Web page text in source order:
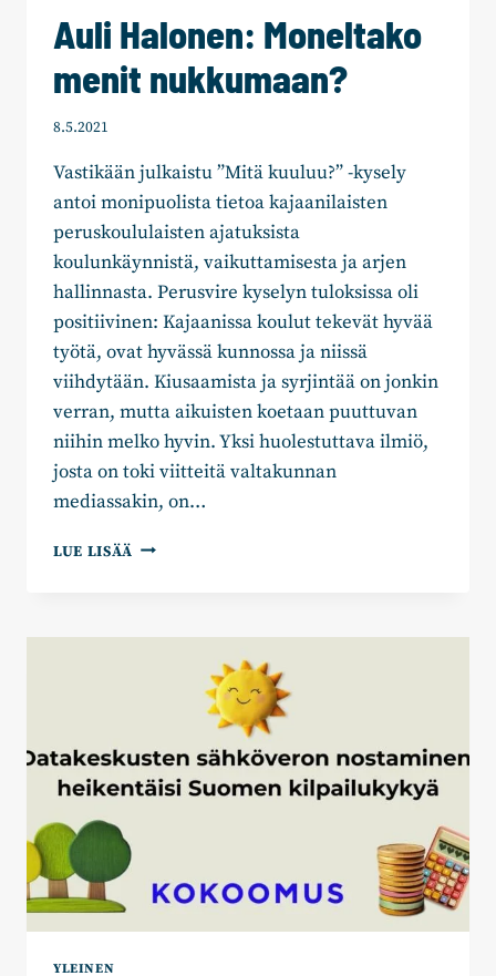
Auli Halonen: Moneltako
menit nukkumaan?
8.5.2021
Vastikään julkaistu ”Mitä kuuluu?” -kysely
antoi monipuolista tietoa kajaanilaisten
peruskoululaisten ajatuksista
koulunkäynnistä, vaikuttamisesta ja arjen
hallinnasta. Perusvire kyselyn tuloksissa oli
positiivinen: Kajaanissa koulut tekevät hyvää
työtä, ovat hyvässä kunnossa ja niissä
viihdytään. Kiusaamista ja syrjintää on jonkin
verran, mutta aikuisten koetaan puuttuvan
niihin melko hyvin. Yksi huolestuttava ilmiö,
josta on toki viitteitä valtakunnan
mediassakin, on…
LUE LISÄÄ AULI
NUKKUMAAN?
YLEINEN